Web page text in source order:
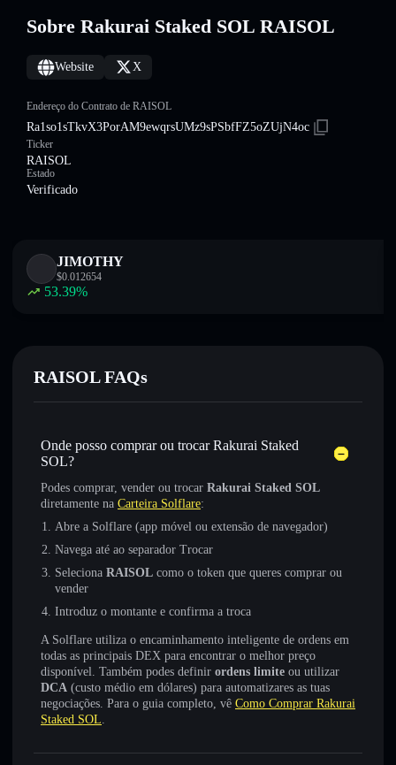
Sobre Rakurai Staked SOL RAISOL
Website X
Endereço do Contrato de RAISOL
Ra1so1sTkvX3PorAM9ewqrsUMz9sPSbfFZ5oZUjN4oc
Ticker
RAISOL
Estado
Verificado
JIMOTHY
$0.012654
53.39%
RAISOL FAQs
Onde posso comprar ou trocar Rakurai Staked
SOL?
Podes comprar, vender ou trocar Rakurai Staked SOL
diretamente na Carteira Solflare:
Abre a Solflare (app móvel ou extensão de navegador)
Navega até ao separador Trocar
Seleciona RAISOL como o token que queres comprar ou
vender
Introduz o montante e confirma a troca
A Solflare utiliza o encaminhamento inteligente de ordens em
todas as principais DEX para encontrar o melhor preço
disponível. Também podes definir ordens limite ou utilizar
DCA (custo médio em dólares) para automatizares as tuas
negociações. Para o guia completo, vê Como Comprar Rakurai
Staked SOL.